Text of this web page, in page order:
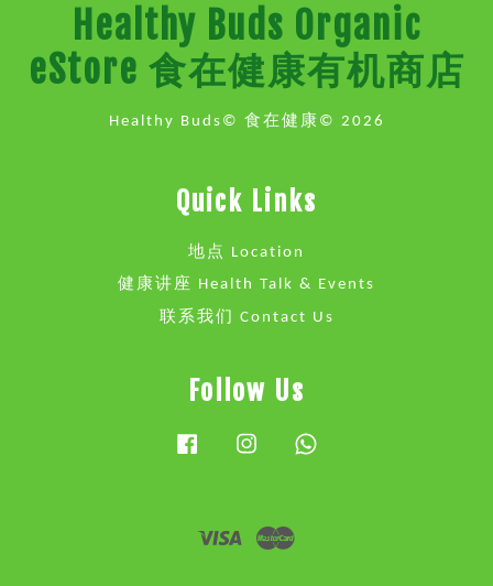
Healthy Buds Organic
eStore 食在健康有机商店
Healthy Buds© 食在健康© 2026
Quick Links
地点 Location
健康讲座 Health Talk & Events
联系我们 Contact Us
Follow Us
FacebookInstagram
Visa